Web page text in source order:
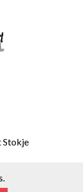
Stokje